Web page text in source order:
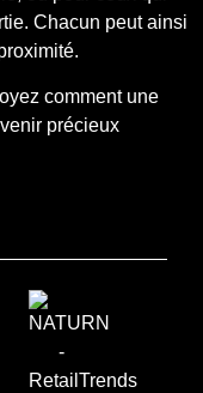
Chacun peut ainsi
comment une
précieux